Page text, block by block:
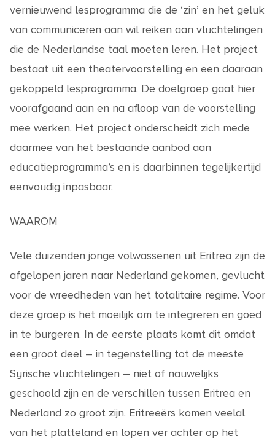
vernieuwend lesprogramma die de ‘zin’ en het geluk
van communiceren aan wil reiken aan vluchtelingen
die de Nederlandse taal moeten leren. Het project
bestaat uit een theatervoorstelling en een daaraan
gekoppeld lesprogramma. De doelgroep gaat hier
voorafgaand aan en na afloop van de voorstelling
mee werken. Het project onderscheidt zich mede
daarmee van het bestaande aanbod aan
educatieprogramma’s en is daarbinnen tegelijkertijd
eenvoudig inpasbaar.
WAAROM
Vele duizenden jonge volwassenen uit Eritrea zijn de
afgelopen jaren naar Nederland gekomen, gevlucht
voor de wreedheden van het totalitaire regime. Voor
deze groep is het moeilijk om te integreren en goed
in te burgeren. In de eerste plaats komt dit omdat
een groot deel – in tegenstelling tot de meeste
Syrische vluchtelingen – niet of nauwelijks
geschoold zijn en de verschillen tussen Eritrea en
Nederland zo groot zijn. Eritreeërs komen veelal
van het platteland en lopen ver achter op het